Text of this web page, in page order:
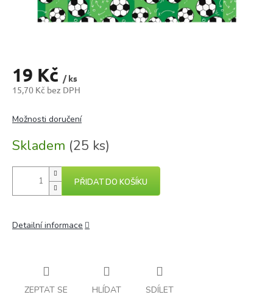
19 Kč / ks
15,70 Kč bez DPH
cena:
Skladem (25 ks)
Možnosti doručení
PŘIDAT DO KOŠÍKU
Detailní informace
ZEPTAT SE HLÍDAT SDÍLET